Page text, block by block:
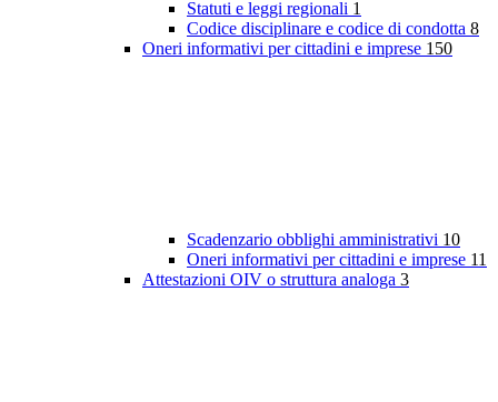
Statuti e leggi regionali 1
Codice disciplinare e codice di condotta 8
Oneri informativi per cittadini e imprese 150
Scadenzario obblighi amministrativi 10
Oneri informativi per cittadini e imprese 11
Attestazioni OIV o struttura analoga 3